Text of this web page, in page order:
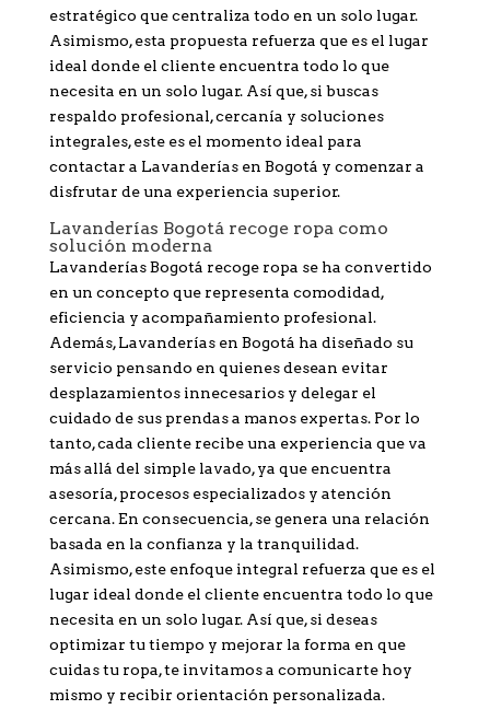
estratégico que centraliza todo en un solo lugar.
Asimismo, esta propuesta refuerza que es el lugar
ideal donde el cliente encuentra todo lo que
necesita en un solo lugar. Así que, si buscas
respaldo profesional, cercanía y soluciones
integrales, este es el momento ideal para
contactar a Lavanderías en Bogotá y comenzar a
disfrutar de una experiencia superior.
Lavanderías Bogotá recoge ropa como
solución moderna
Lavanderías Bogotá recoge ropa se ha convertido
en un concepto que representa comodidad,
eficiencia y acompañamiento profesional.
Además, Lavanderías en Bogotá ha diseñado su
servicio pensando en quienes desean evitar
desplazamientos innecesarios y delegar el
cuidado de sus prendas a manos expertas. Por lo
tanto, cada cliente recibe una experiencia que va
más allá del simple lavado, ya que encuentra
asesoría, procesos especializados y atención
cercana. En consecuencia, se genera una relación
basada en la confianza y la tranquilidad.
Asimismo, este enfoque integral refuerza que es el
lugar ideal donde el cliente encuentra todo lo que
necesita en un solo lugar. Así que, si deseas
optimizar tu tiempo y mejorar la forma en que
cuidas tu ropa, te invitamos a comunicarte hoy
mismo y recibir orientación personalizada.